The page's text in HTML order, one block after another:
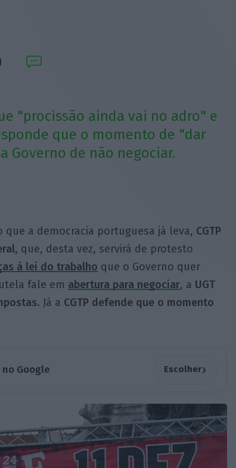
"procissão ainda vai no adro" e
que o momento de "dar
Governo de não negociar.
que a democracia portuguesa já leva, CGTP
, que, desta vez, servirá de protesto
à lei do trabalho que o Governo quer
fale em abertura para negociar, a UGT
. Já a CGTP defende que o momento
Google Escolher›